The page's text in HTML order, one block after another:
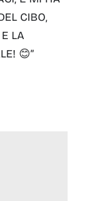
CIBO,
LA
😊”